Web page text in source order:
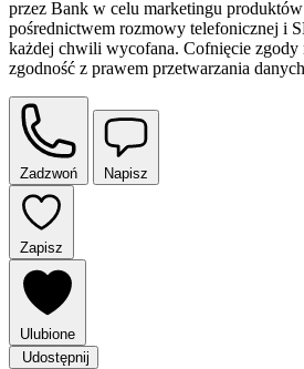
przez Bank w celu marketingu produktów
pośrednictwem rozmowy telefonicznej i
każdej chwili wycofana. Cofnięcie zgody
zgodność z prawem przetwarzania
Zadzwoń Napisz
Zapisz
Ulubione
Udostępnij